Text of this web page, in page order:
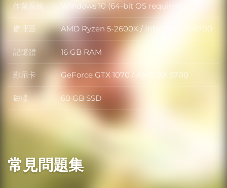
作業系統 作業系統
Windows 10 (64-bit OS required)
處理器 處理器
AMD Ryzen 5-2600X / Intel Core i7-6700
記憶體 記憶體
16 GB RAM
顯示卡 顯示卡
GeForce GTX 1070 / AMD RX 5700
磁碟 磁碟
60 GB SSD
常見問題集